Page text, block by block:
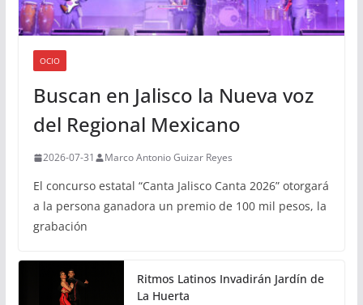
OCIO
Buscan en Jalisco la Nueva voz
del Regional Mexicano
2026-07-31 Marco Antonio Guizar Reyes
El concurso estatal “Canta Jalisco Canta 2026” otorgará
a la persona ganadora un premio de 100 mil pesos, la
grabación
Ritmos Latinos Invadirán Jardín de
La Huerta